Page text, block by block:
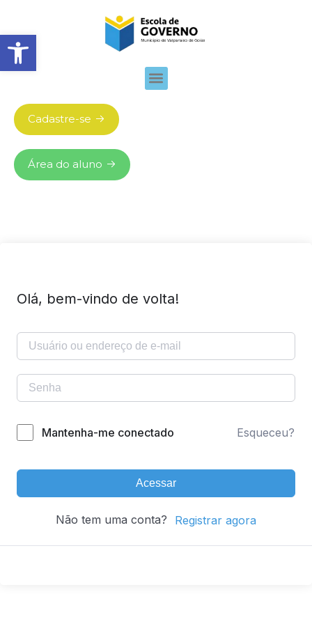
Abrir barra de ferramentas
Cadastre-se
Área do aluno
Olá, bem-vindo de volta!
Mantenha-me conectado Esqueceu?
Acessar
Não tem uma conta? Registrar agora